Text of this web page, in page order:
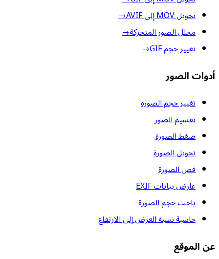
تحويل MOV إلى AVIF
→
محلل الصور المتحركة→
تغيير حجم GIF
→
أدوات الصور
تغيير حجم الصورة
تقسيم الصور
ضغط الصورة
تحويل الصورة
قص الصورة
عارض بيانات EXIF
باحث حجم الصورة
حاسبة نسبة العرض إلى الارتفاع
عن الموقع